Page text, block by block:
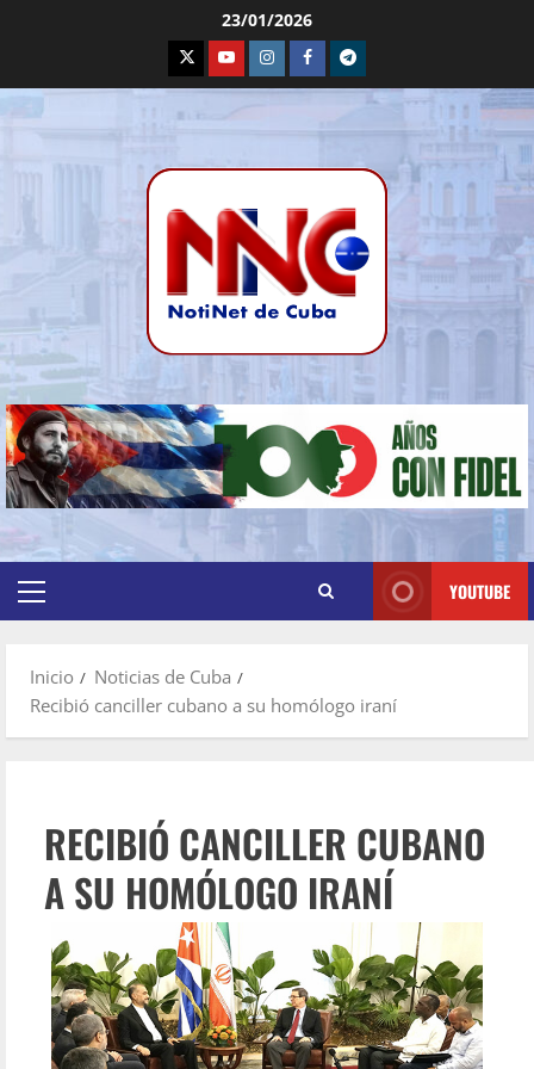
23/01/2026
YOUTUBE
Inicio
Noticias de Cuba
Recibió canciller cubano a su homólogo iraní
RECIBIÓ CANCILLER CUBANO
A SU HOMÓLOGO IRANÍ